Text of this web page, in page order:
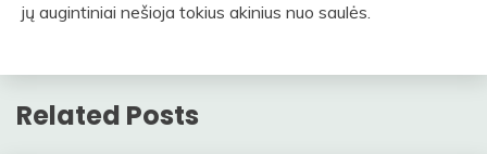
jų augintiniai nešioja tokius akinius nuo saulės.
Related Posts